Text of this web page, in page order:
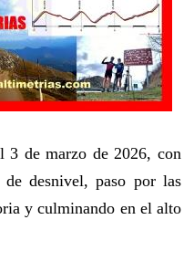
3 de marzo de 2026, con
desnivel, paso por las
y culminando en el alto